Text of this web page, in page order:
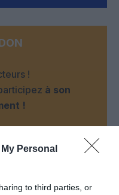
Personal
to third parties, or
!
à son
!